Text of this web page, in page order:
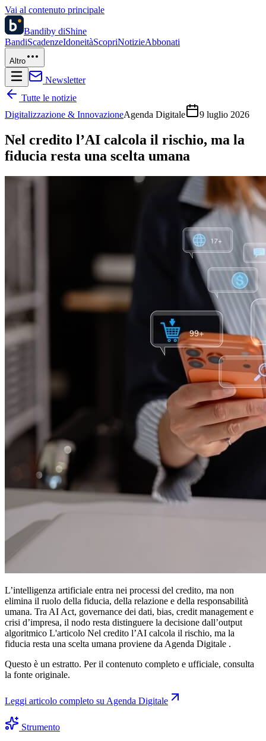
Vai al contenuto principale
Bandiby diShine
BandiScadenzeIdoneitàScopriNotizieAbbonati
Altro
Newsletter
Tutte le notizie
Digitalizzazione & InnovazioneAgenda Digitale 9 luglio 2026
Nel credito l’AI calcola il rischio, ma la
fiducia resta una scelta umana
L’intelligenza artificiale entra nei processi del credito, ma non
elimina il ruolo della fiducia, della relazione e della responsabilità
umana. Tra AI Act, governance dei dati, bias, credit management e
crisi d’impresa, il nodo resta distinguere la decisione dall’output
algoritmico L'articolo Nel credito l’AI calcola il rischio, ma la
fiducia resta una scelta umana proviene da Agenda Digitale .
Questo è un estratto. Per il contenuto completo e ufficiale, consulta
la fonte originale.
Leggi articolo completo su Agenda Digitale
Strumento